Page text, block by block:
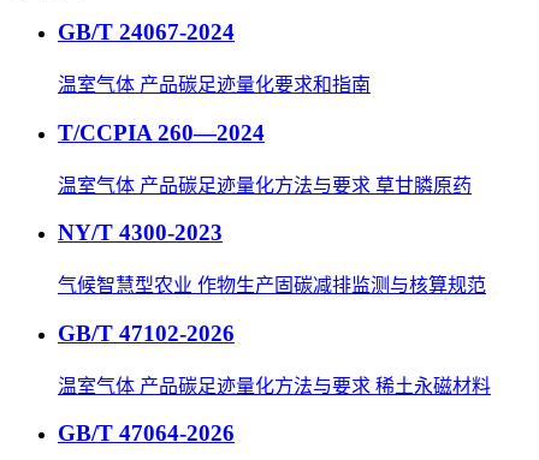
GB/T 24067-2024
温室气体 产品碳足迹量化要求和指南
T/CCPIA 260—2024
温室气体 产品碳足迹量化方法与要求 草甘膦原药
NY/T 4300-2023
气候智慧型农业 作物生产固碳减排监测与核算规范
GB/T 47102-2026
温室气体 产品碳足迹量化方法与要求 稀土永磁材料
GB/T 47064-2026